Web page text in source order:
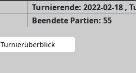
Turnierende: 2022-02-18 ,
Beendete Partien: 55
Turnierüberblick